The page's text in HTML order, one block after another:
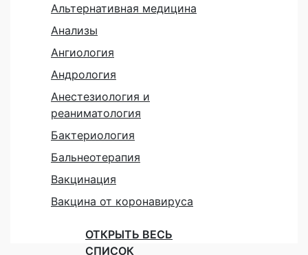
Альтернативная медицина
Анализы
Ангиология
Андрология
Анестезиология и
реаниматология
Бактериология
Бальнеотерапия
Вакцинация
Вакцина от коронавируса
ОТКРЫТЬ ВЕСЬ
СПИСОК